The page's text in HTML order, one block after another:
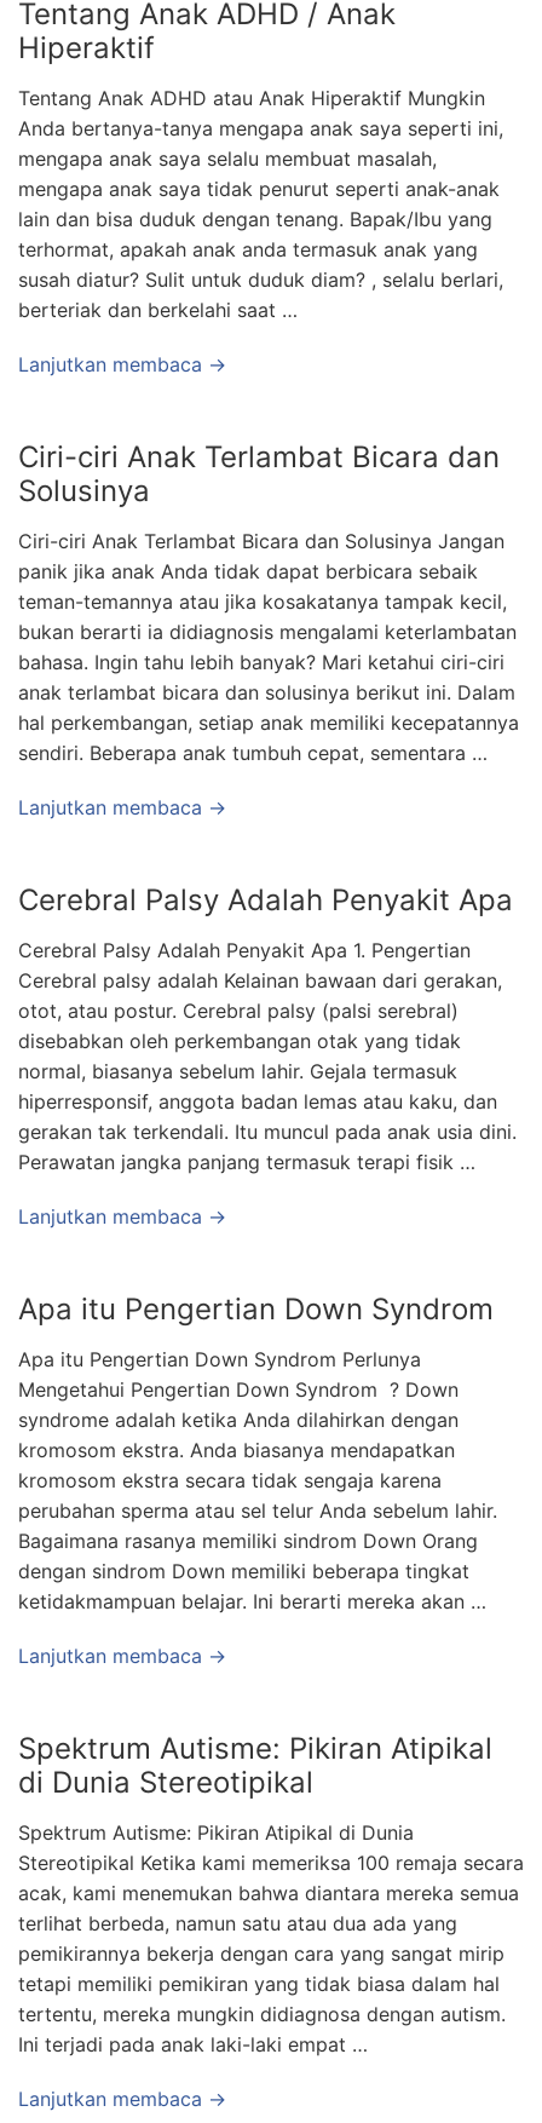
Tentang Anak ADHD / Anak
Hiperaktif
Tentang Anak ADHD atau Anak Hiperaktif Mungkin
Anda bertanya-tanya mengapa anak saya seperti ini,
mengapa anak saya selalu membuat masalah,
mengapa anak saya tidak penurut seperti anak-anak
lain dan bisa duduk dengan tenang. Bapak/Ibu yang
terhormat, apakah anak anda termasuk anak yang
susah diatur? Sulit untuk duduk diam? , selalu berlari,
berteriak dan berkelahi saat …
Lanjutkan membaca →
Ciri-ciri Anak Terlambat Bicara dan
Solusinya
Ciri-ciri Anak Terlambat Bicara dan Solusinya Jangan
panik jika anak Anda tidak dapat berbicara sebaik
teman-temannya atau jika kosakatanya tampak kecil,
bukan berarti ia didiagnosis mengalami keterlambatan
bahasa. Ingin tahu lebih banyak? Mari ketahui ciri-ciri
anak terlambat bicara dan solusinya berikut ini. Dalam
hal perkembangan, setiap anak memiliki kecepatannya
sendiri. Beberapa anak tumbuh cepat, sementara …
Lanjutkan membaca →
Cerebral Palsy Adalah Penyakit Apa
Cerebral Palsy Adalah Penyakit Apa 1. Pengertian
Cerebral palsy adalah Kelainan bawaan dari gerakan,
otot, atau postur. Cerebral palsy (palsi serebral)
disebabkan oleh perkembangan otak yang tidak
normal, biasanya sebelum lahir. Gejala termasuk
hiperresponsif, anggota badan lemas atau kaku, dan
gerakan tak terkendali. Itu muncul pada anak usia dini.
Perawatan jangka panjang termasuk terapi fisik …
Lanjutkan membaca →
Apa itu Pengertian Down Syndrom
Apa itu Pengertian Down Syndrom Perlunya
Mengetahui Pengertian Down Syndrom ? Down
syndrome adalah ketika Anda dilahirkan dengan
kromosom ekstra. Anda biasanya mendapatkan
kromosom ekstra secara tidak sengaja karena
perubahan sperma atau sel telur Anda sebelum lahir.
Bagaimana rasanya memiliki sindrom Down Orang
dengan sindrom Down memiliki beberapa tingkat
ketidakmampuan belajar. Ini berarti mereka akan …
Lanjutkan membaca →
Spektrum Autisme: Pikiran Atipikal
di Dunia Stereotipikal
Spektrum Autisme: Pikiran Atipikal di Dunia
Stereotipikal Ketika kami memeriksa 100 remaja secara
acak, kami menemukan bahwa diantara mereka semua
terlihat berbeda, namun satu atau dua ada yang
pemikirannya bekerja dengan cara yang sangat mirip
tetapi memiliki pemikiran yang tidak biasa dalam hal
tertentu, mereka mungkin didiagnosa dengan autism.
Ini terjadi pada anak laki-laki empat …
Lanjutkan membaca →